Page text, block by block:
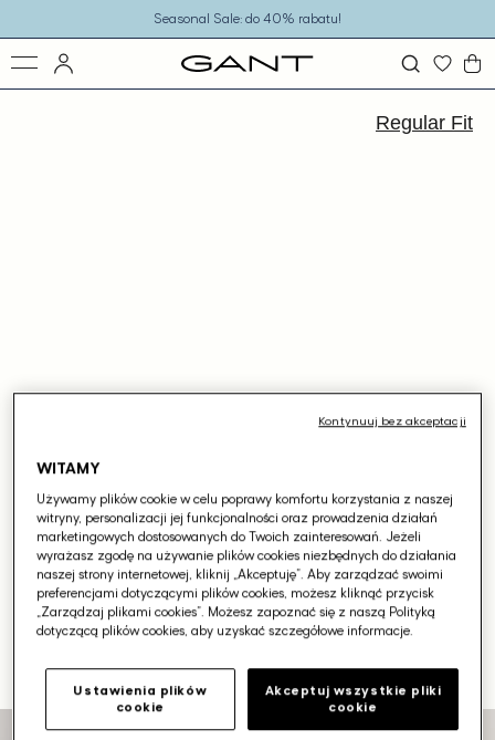
Seasonal Sale: do 40% rabatu!
Regular Fit
WITAMY
Używamy plików cookie w celu poprawy komfortu korzystania z naszej
witryny, personalizacji jej funkcjonalności oraz prowadzenia działań
marketingowych dostosowanych do Twoich zainteresowań. Jeżeli
wyrażasz zgodę na używanie plików cookies niezbędnych do działania
naszej strony internetowej, kliknij „Akceptuję”. Aby zarządzać swoimi
preferencjami dotyczącymi plików cookies, możesz kliknąć przycisk
„Zarządzaj plikami cookies”. Możesz zapoznać się z naszą Polityką
dotyczącą plików cookies, aby uzyskać szczegółowe informacje.
Ustawienia plików
cookie
Akceptuj wszystkie pliki
cookie
Kontynuuj bez akceptacji